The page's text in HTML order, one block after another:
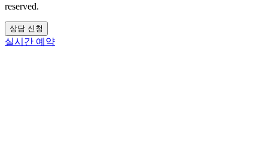
reserved.
상담 신청
실시간 예약